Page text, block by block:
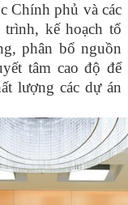
Chính phủ và các
trình, kế hoạch tổ
phân bổ nguồn
tâm cao độ để
lượng các dự án